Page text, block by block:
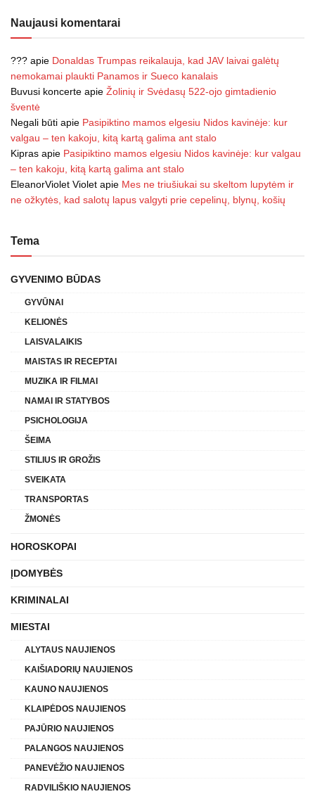
Naujausi komentarai
??? apie Donaldas Trumpas reikalauja, kad JAV laivai galėtų
nemokamai plaukti Panamos ir Sueco kanalais
Buvusi koncerte apie Žolinių ir Svėdasų 522-ojo gimtadienio
šventė
Negali būti apie Pasipiktino mamos elgesiu Nidos kavinėje: kur
valgau – ten kakoju, kitą kartą galima ant stalo
Kipras apie Pasipiktino mamos elgesiu Nidos kavinėje: kur valgau
– ten kakoju, kitą kartą galima ant stalo
EleanorViolet Violet apie Mes ne triušiukai su skeltom lupytėm ir
ne ožkytės, kad salotų lapus valgyti prie cepelinų, blynų, košių
Tema
GYVENIMO BŪDAS
GYVŪNAI
KELIONĖS
LAISVALAIKIS
MAISTAS IR RECEPTAI
MUZIKA IR FILMAI
NAMAI IR STATYBOS
PSICHOLOGIJA
ŠEIMA
STILIUS IR GROŽIS
SVEIKATA
TRANSPORTAS
ŽMONĖS
HOROSKOPAI
ĮDOMYBĖS
KRIMINALAI
MIESTAI
ALYTAUS NAUJIENOS
KAIŠIADORIŲ NAUJIENOS
KAUNO NAUJIENOS
KLAIPĖDOS NAUJIENOS
PAJŪRIO NAUJIENOS
PALANGOS NAUJIENOS
PANEVĖŽIO NAUJIENOS
RADVILIŠKIO NAUJIENOS